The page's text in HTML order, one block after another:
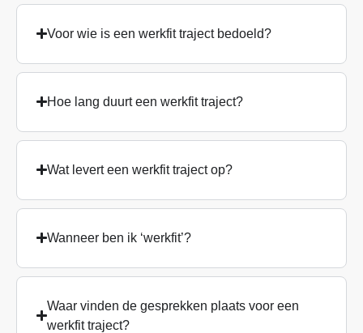
Voor wie is een werkfit traject bedoeld?
Hoe lang duurt een werkfit traject?
Wat levert een werkfit traject op?
Wanneer ben ik ‘werkfit’?
Waar vinden de gesprekken plaats voor een
werkfit traject?